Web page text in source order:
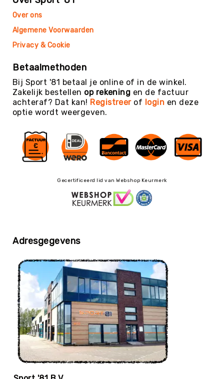
Hockeyballen
Rugbyballen
Tennisballen
Voetballen
Volleyballen
Speelballen
Trefballen
Luchtgevulde
ballen
ballen
Ballenpakketten
Sportballen
-
Pakketten
Speelballen
-
Pakketten
Pleinballen
-
Over ons
Algemene Voorwaarden
Privacy & Cookie
Betaalmethoden
Bij Sport '81 betaal je online of in de winkel.
Zakelijk bestellen op rekening en de factuur
achteraf? Dat kan! Registreerof login en deze
optie wordt weergeven.
Gecertificeerd lid van Webshop Keurmerk
Adresgegevens